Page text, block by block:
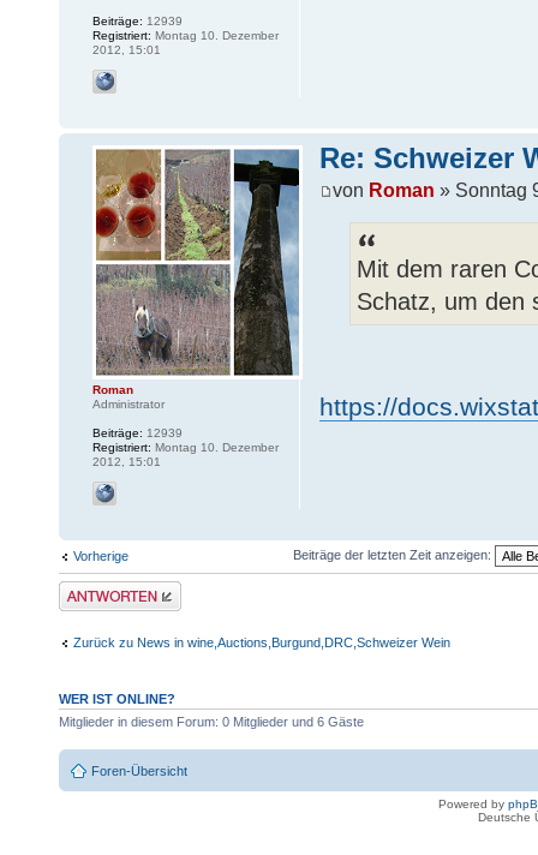
Beiträge: 12939
Registriert: Montag 10. Dezember
2012, 15:01
Re: Schweizer
von Roman » Sonntag
Mit dem raren
Schatz, um den
https://
Roman
Administrator
Beiträge: 12939
Registriert: Montag 10. Dezember
2012, 15:01
Vorherige Beiträge der letzten Zeit anzeigen:
Antwort erstellen
Zurück zu News in wine,Auctions,Burgund,DRC,Schweizer Wein
WER IST ONLINE?
Mitglieder in diesem Forum: 0 Mitglieder und 6 Gäste
Foren-Übersicht
Powered by
Deutsche